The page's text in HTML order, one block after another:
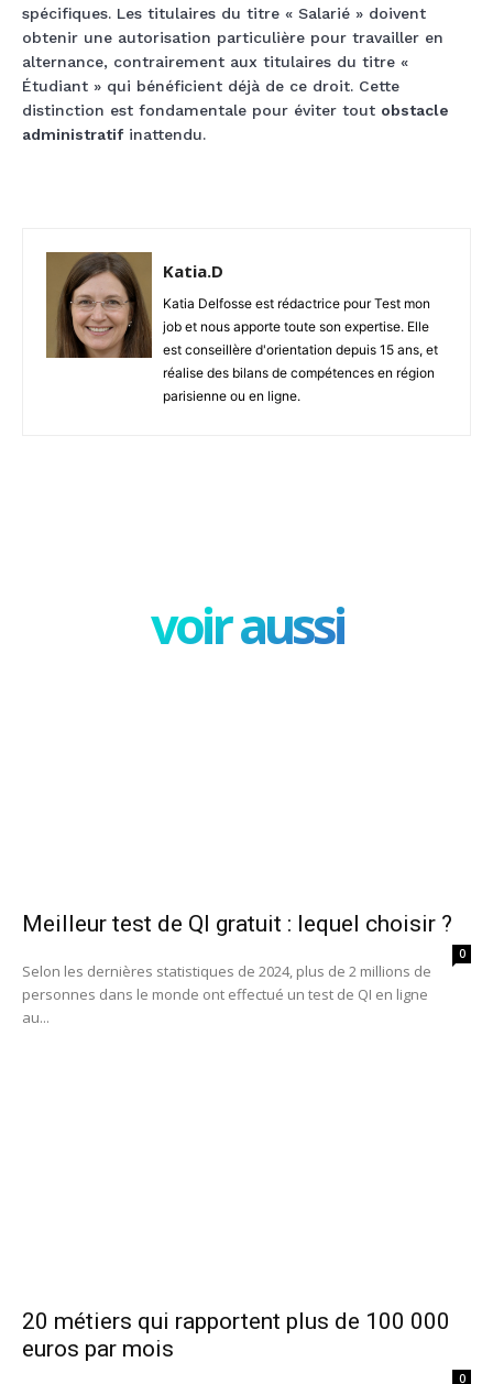
spécifiques. Les titulaires du titre « Salarié » doivent
obtenir une autorisation particulière pour travailler en
alternance, contrairement aux titulaires du titre «
Étudiant » qui bénéficient déjà de ce droit. Cette
distinction est fondamentale pour éviter tout obstacle
administratifinattendu.
Katia.D
Katia Delfosse est rédactrice pour Test mon
job et nous apporte toute son expertise. Elle
est conseillère d'orientation depuis 15 ans, et
réalise des bilans de compétences en région
parisienne ou en ligne.
voir aussi
Meilleur test de QI gratuit : lequel choisir ?
0
Selon les dernières statistiques de 2024, plus de 2 millions de
personnes dans le monde ont effectué un test de QI en ligne
au...
20 métiers qui rapportent plus de 100 000
euros par mois
0